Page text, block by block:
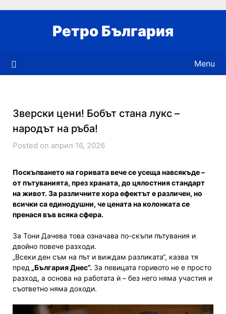
Ретро България
Menu
Зверски цени! Бобът стана лукс –
народът на ръба!
Posted on април 16, 2026
Поскъпването на горивата вече се усеща навсякъде –
от пътуванията, през храната, до цялостния стандарт
на живот. За различните хора ефектът е различен, но
всички са единодушни, че цената на колонката се
пренася във всяка сфера.
За Тони Дачева това означава по-скъпи пътувания и
двойно повече разходи.
„Всеки ден съм на път и виждам разликата“, казва тя
пред „България Днес“. За певицата горивото не е просто
разход, а основа на работата ѝ – без него няма участия и
съответно няма доходи.